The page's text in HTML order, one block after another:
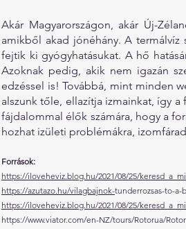
Akár Magyarországon, akár Új-
amikből akad jónéhány. A termálvíz
fejtik ki gyógyhatásukat. A hő
Azoknak pedig, akik nem igazán
edzéssel is! Továbbá, mint minden
alszunk tőle, ellazítja izmainkat, így
fájdalommal élők számára, hogy a
hozhat izületi problémákra,
Források:
https://iloveheviz.blog.hu/2021/08/25/
https://azutazo.hu/vilagbajnok-tunderrozsas-to-
https://iloveheviz.blog.hu/2021/08/25/
https://www.viator.com/en-NZ/tours/Rotorua/